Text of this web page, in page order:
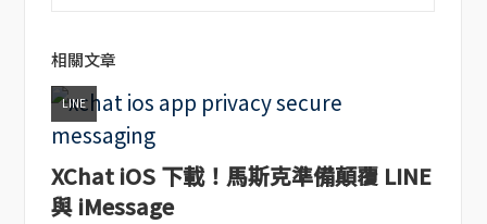
相關文章
LINE
XChat iOS 下載！馬斯克準備顛覆 LINE
與 iMessage